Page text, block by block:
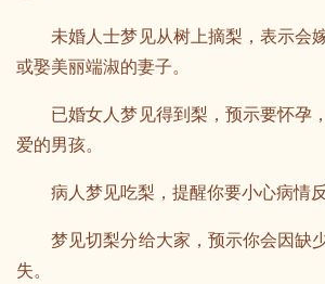
未婚人士梦见从树上摘梨，表示会
或娶美丽端淑的妻子。
已婚女人梦见得到梨，预示要怀孕
爱的男孩。
病人梦见吃梨，提醒你要小心病情反
梦见切梨分给大家，预示你会因缺
失。